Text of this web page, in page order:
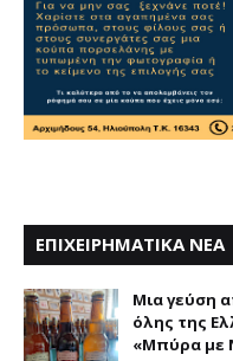
ΕΠΙΧΕΙΡΗΜΑΤΙΚΑ ΝΕΑ
Mια γεύση
όλης της
«Μπύρα με